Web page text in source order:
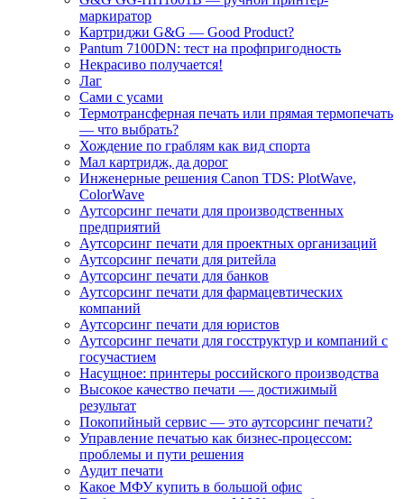
маркиратор
Картриджи G&G — Good Product?
Pantum 7100DN: тест на профпригодность
Некрасиво получается!
Лаг
Сами с усами
Термотрансферная печать или прямая термопечать
— что выбрать?
Хождение по граблям как вид спорта
Мал картридж, да дорог
Инженерные решения Canon TDS: PlotWave,
ColorWave
Аутсорсинг печати для производственных
предприятий
Аутсорсинг печати для проектных организаций
Аутсорсинг печати для ритейла
Аутсорсинг печати для банков
Аутсорсинг печати для фармацевтических
компаний
Аутсорсинг печати для юристов
Аутсорсинг печати для госструктур и компаний с
госучастием
Насущное: принтеры российского производства
Высокое качество печати — достижимый
результат
Покопийный сервис — это аутсорсинг печати?
Управление печатью как бизнес-процессом:
проблемы и пути решения
Аудит печати
Какое МФУ купить в большой офис